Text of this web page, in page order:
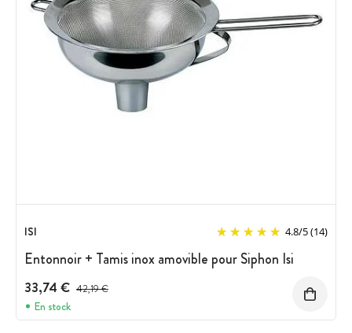
ISI 4.8/5(14)
Entonnoir + Tamis inox amovible pour Siphon Isi
33,74 € Prix avant réduction :
42,19 €
En stock